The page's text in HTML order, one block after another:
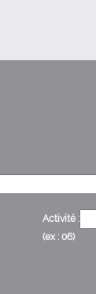
Activité :
(ex : 06)